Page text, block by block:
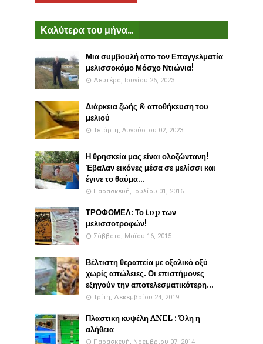
Καλύτερα του μήνα...
Μια συμβουλή απο τον Επαγγελματία
μελισσοκόμο Μόσχο Ντιώνια!
Δευτέρα, Ιουνίου 26, 2023
Διάρκεια ζωής & αποθήκευση του
μελιού
Τετάρτη, Αυγούστου 02, 2023
Η θρησκεία μας είναι ολοζώντανη!
Έβαλαν εικόνες μέσα σε μελίσσι και
έγινε το θαύμα...
Παρασκευή, Ιουλίου 01, 2016
ΤΡΟΦΟΜΕΛ: Το top των
μελισσοτροφών!
Σάββατο, Μαΐου 16, 2015
Βέλτιστη θεραπεία με οξαλικό οξύ
χωρίς απώλειες. Οι επιστήμονες
εξηγούν την αποτελεσματικότερη...
Τρίτη, Δεκεμβρίου 24, 2019
Πλαστικη κυψέλη ANEL : Όλη η
αλήθεια
Παρασκευή, Νοεμβρίου 07, 2014